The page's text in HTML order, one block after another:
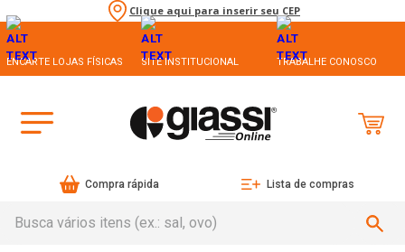
Clique aqui para inserir seu CEP
ENCARTE LOJAS FÍSICAS SITE INSTITUCIONAL TRABALHE CONOSCO
Compra rápida Lista de compras